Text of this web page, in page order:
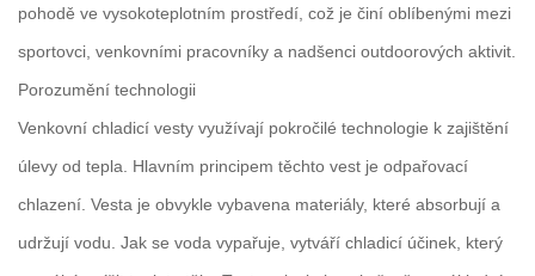
pohodě ve vysokoteplotním prostředí, což je činí oblíbenými mezi
sportovci, venkovními pracovníky a nadšenci outdoorových aktivit.
Porozumění technologii
Venkovní chladicí vesty využívají pokročilé technologie k zajištění
úlevy od tepla. Hlavním principem těchto vest je odpařovací
chlazení. Vesta je obvykle vybavena materiály, které absorbují a
udržují vodu. Jak se voda vypařuje, vytváří chladicí účinek, který